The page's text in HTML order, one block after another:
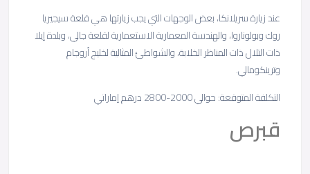
عند زيارة سريلانكا، بعض الوجهات التي يجب زيارتها هي قلعة سيجيريا
روك وبولوناروا، والهندسة المعمارية الاستعمارية لقلعة جالي، وبلدة إيلا
ذات التلال ذات المناظر الخلابة، والشواطئ المثالية لخليج أروجام
وترينكومالي.
التكلفة المتوقعة: حوالي 2000-2800 درهم إماراتي
قبرص